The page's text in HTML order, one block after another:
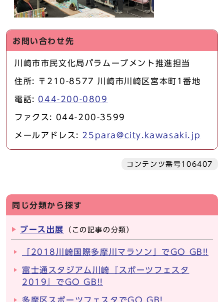
お問い合わせ先
川崎市市民文化局パラムーブメント推進担当
住所: 〒210-8577 川崎市川崎区宮本町1番地
電話: 044-200-0809
ファクス: 044-200-3599
メールアドレス: 25para@city.kawasaki.jp
コンテンツ番号106407
同じ分類から探す
ブース出展 （この記事の分類）
「2018川崎国際多摩川マラソン」でGO GB!!
富士通スタジアム川崎『スポーツフェスタ
2019』でGO GB!!
多摩区スポーツフェスタでGO GB!